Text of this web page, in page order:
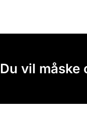
Du vil måske